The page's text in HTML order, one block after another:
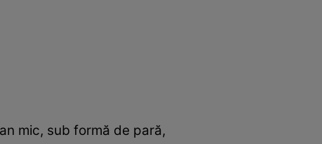
mic, sub formă de pară,